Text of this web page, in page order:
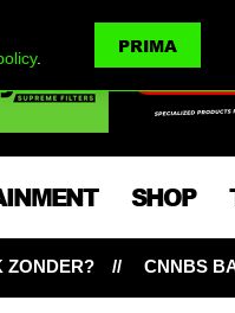
SHOP
BASICS: WIETPLANTEN
.
PRIMA